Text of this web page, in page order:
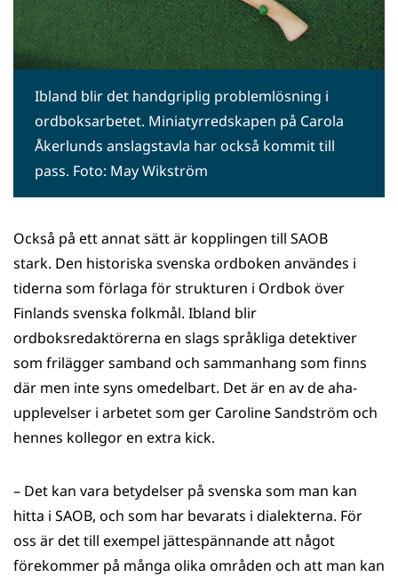
Ibland blir det handgriplig problemlösning i
ordboksarbetet. Miniatyrredskapen på Carola
Åkerlunds anslagstavla har också kommit till
pass. Foto: May Wikström
Också på ett annat sätt är kopplingen till SAOB
stark. Den historiska svenska ordboken användes i
tiderna som förlaga för strukturen i Ordbok över
Finlands svenska folkmål. Ibland blir
ordboksredaktörerna en slags språkliga detektiver
som frilägger samband och sammanhang som finns
där men inte syns omedelbart. Det är en av de aha-
upplevelser i arbetet som ger Caroline Sandström och
hennes kollegor en extra kick.
– Det kan vara betydelser på svenska som man kan
hitta i SAOB, och som har bevarats i dialekterna. För
oss är det till exempel jättespännande att något
förekommer på många olika områden och att man kan